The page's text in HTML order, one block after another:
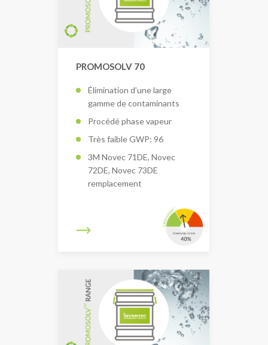
PROMOSOLV 70
Élimination d’une large
gamme de contaminants
Procédé phase vapeur
Très faible GWP: 96
3M Novec 71DE, Novec
72DE, Novec 73DE
remplacement